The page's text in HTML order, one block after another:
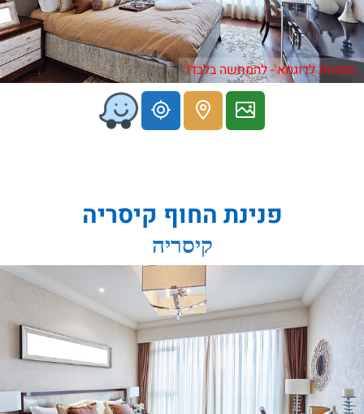
תמונות לדוגמא - להמחשה בלבד!
פנינת החוף קיסריה
קיסריה